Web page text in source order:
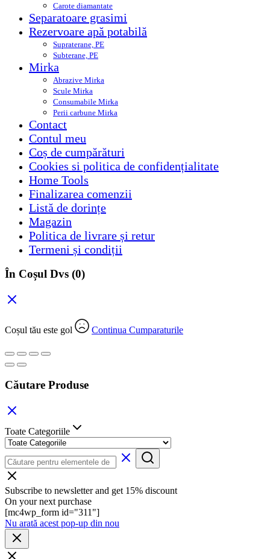
Carote diamantate
Separatoare grasimi
Rezervoare apă potabilă
Supraterane, PE
Subterane, PE
Mirka
Abrazive Mirka
Scule Mirka
Consumabile Mirka
Perii carbune Mirka
Contact
Contul meu
Coș de cumpărături
Cookies si politica de confidențialitate
Home Tools
Finalizarea comenzii
Listă de dorințe
Magazin
Politica de livrare și retur
Termeni și condiții
În Coșul Dvs (0)
Coșul tău este gol Continua Cumparaturile
Căutare Produse
Toate Categoriile
Subscribe to newsletter and get 15% discount
On your next purchase
[mc4wp_form id="311"]
Nu arată acest pop-up din nou